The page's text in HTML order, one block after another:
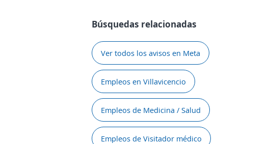
Búsquedas relacionadas
Ver todos los avisos en Meta
Empleos en Villavicencio
Empleos de Medicina / Salud
Empleos de Visitador médico